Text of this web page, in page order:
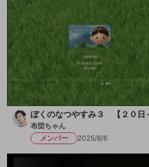
ぼくのなつやすみ３ 【２０日
布団ちゃん
メンバー
2025/8/6